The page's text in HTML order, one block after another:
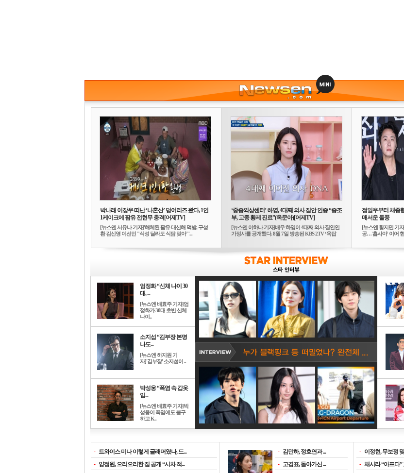
박나래 이장우 떠난 ‘나혼산’ 덩어리즈 왔다, 1인
1케이크에 팜유 전현무 충격[어제TV]
[뉴스엔 서유나 기자]'해체된 팜유 대신해 먹방, 구성
환 김신영 이선민 "식성 달라도 식탐 맞아"'...
‘중증외상센터’ 하영, 4대째 의사 집안 인증 “증조
부, 고종 황제 진료”(옥문아)[어제TV]
[뉴스엔 이하나 기자]배우 하영이 4대째 의사 집안인
가정사를 공개했다. 8월 7일 방송된 KBS 2TV ‘옥탑
정일우부터 채종
매서운 돌풍
[뉴스엔 황지민 기
공…'횹사마' 이어
엄정화 “신체 나이 30
대, ...
[뉴스엔 배효주 기자]엄
정화가 30대 초반 신체
나이..
소지섭 “김부장 본명
나도...
[뉴스엔 하지원 기
자]'김부장' 소지섭이 ..
박성웅 “폭염 속 갑옷
입...
[뉴스엔 배효주 기자]박
성웅이 폭염에도 불구
하고 K..
- 트와이스 미나 이렇게 글래머였나, 드...
- 양정원, 으리으리한 집 공개 “시차 적...
- 김민하, 정호연과 ...
- 고경표, 돌아가신 ...
- 이정현, 무보정
- 채시라 “아프다